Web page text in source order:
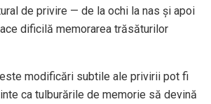
de privire — de la ochi la nas și apoi
dificilă memorarea trăsăturilor
modificări subtile ale privirii pot fi
ca tulburările de memorie să devină